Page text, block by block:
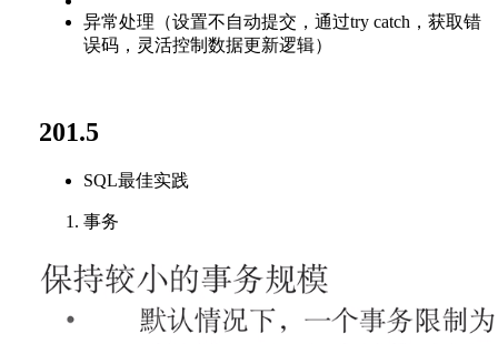
异常处理（设置不自动提交，通过try catch，获取错
误码，灵活控制数据更新逻辑）
201.5
SQL最佳实践
事务